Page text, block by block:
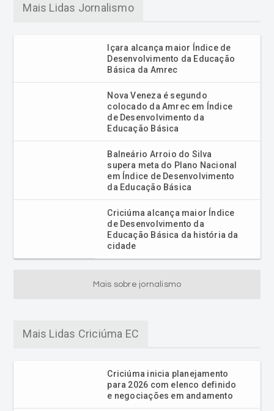
Mais Lidas Jornalismo
Içara alcança maior Índice de
Desenvolvimento da Educação
Básica da Amrec
Nova Veneza é segundo
colocado da Amrec em Índice
de Desenvolvimento da
Educação Básica
Balneário Arroio do Silva
supera meta do Plano Nacional
em Índice de Desenvolvimento
da Educação Básica
Criciúma alcança maior Índice
de Desenvolvimento da
Educação Básica da história da
cidade
Mais sobre jornalismo
Mais Lidas Criciúma EC
Criciúma inicia planejamento
para 2026 com elenco definido
e negociações em andamento